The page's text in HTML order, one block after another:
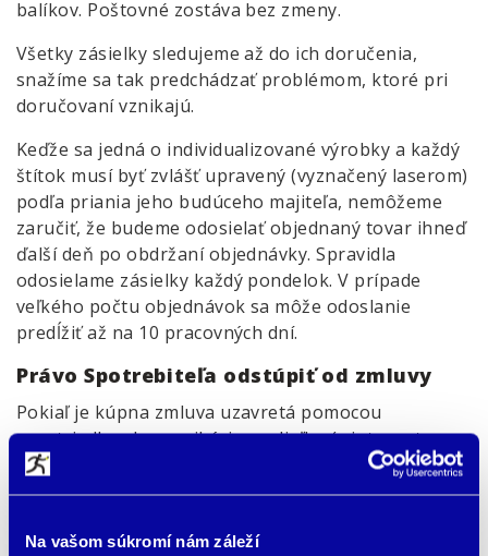
Na vašom súkromí nám záleží
balíkov. Poštovné zostáva bez zmeny.
Všetky zásielky sledujeme až do ich doručenia,
snažíme sa tak predchádzať problémom, ktoré pri
doručovaní vznikajú.
Keďže sa jedná o individualizované výrobky a každý
štítok musí byť zvlášť upravený (vyznačený laserom)
podľa priania jeho budúceho majiteľa, nemôžeme
zaručiť, že budeme odosielať objednaný tovar ihneď
ďalší deň po obdržaní objednávky. Spravidla
odosielame zásielky každý pondelok. V prípade
veľkého počtu objednávok sa môže odoslanie
predĺžiť až na 10 pracovných dní.
Právo Spotrebiteľa odstúpiť od zmluvy
Pokiaľ je kúpna zmluva uzavretá pomocou
prostriedkov komunikácie na diaľku (v internetovom
obchode), má spotrebiteľ právo zo zákona odstúpiť
od zmluvy do 14 dní od prevzatia tovaru. V takom
najlepšie písomne uvedie, že odstupuje od zmluvy s